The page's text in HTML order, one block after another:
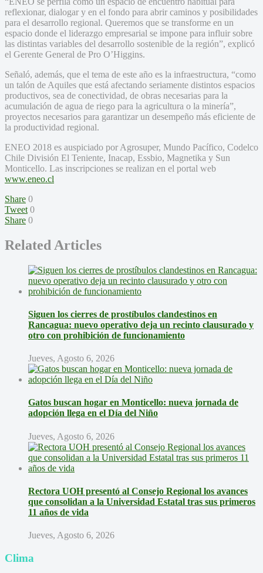
reflexionar, dialogar y en el fondo para abrir caminos y posibilidades
para el desarrollo regional. Queremos que se transforme en un
espacio donde el liderazgo empresarial se impone para influir sobre
las distintas variables del desarrollo sostenible de la región”, explicó
el Gerente General de Pro O’Higgins.
Señaló, además, que el tema de este año es la infraestructura, “como
un talón de Aquiles que está afectando seriamente distintos espacios
productivos, sea de conectividad, de obras necesarias para la
acumulación de agua de riego para la agricultura o la minería”,
proyectos necesarios para garantizar un desempeño más eficiente de
la productividad regional.
ENEO 2018 es auspiciado por Agrosuper, Mundo Pacífico, Codelco
Chile División El Teniente, Inacap, Essbio, Magnetika y Sun
Monticello. Las inscripciones se realizan en el portal web
www.eneo.cl
Share 0
Tweet 0
Share 0
Related Articles
Siguen los cierres de prostíbulos clandestinos en
Rancagua: nuevo operativo deja un recinto clausurado y
otro con prohibición de funcionamiento
Jueves, Agosto 6, 2026
Gatos buscan hogar en Monticello: nueva jornada de
adopción llega en el Día del Niño
Jueves, Agosto 6, 2026
Rectora UOH presentó al Consejo Regional los avances
que consolidan a la Universidad Estatal tras sus primeros
11 años de vida
Jueves, Agosto 6, 2026
Clima